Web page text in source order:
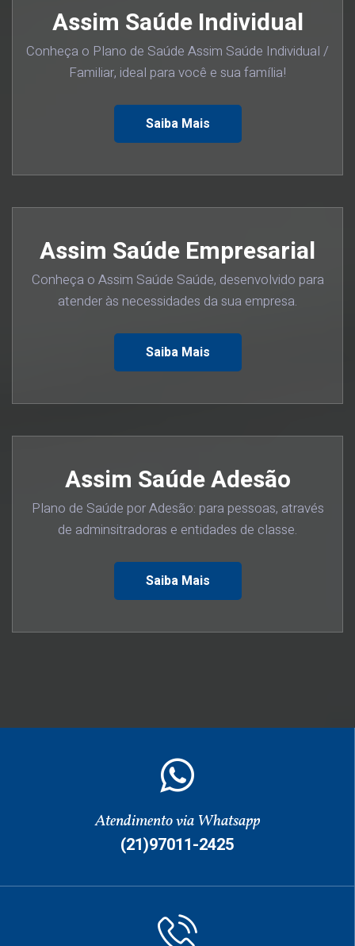
Assim Saúde Individual
Conheça o Plano de Saúde Assim Saúde Individual /
Familiar, ideal para você e sua família!
Saiba Mais
Assim Saúde Empresarial
Conheça o Assim Saúde Saúde, desenvolvido para
atender às necessidades da sua empresa.
Saiba Mais
Assim Saúde Adesão
Plano de Saúde por Adesão: para pessoas, através
de adminsitradoras e entidades de classe.
Saiba Mais
Atendimento via Whatsapp
(21)97011-2425